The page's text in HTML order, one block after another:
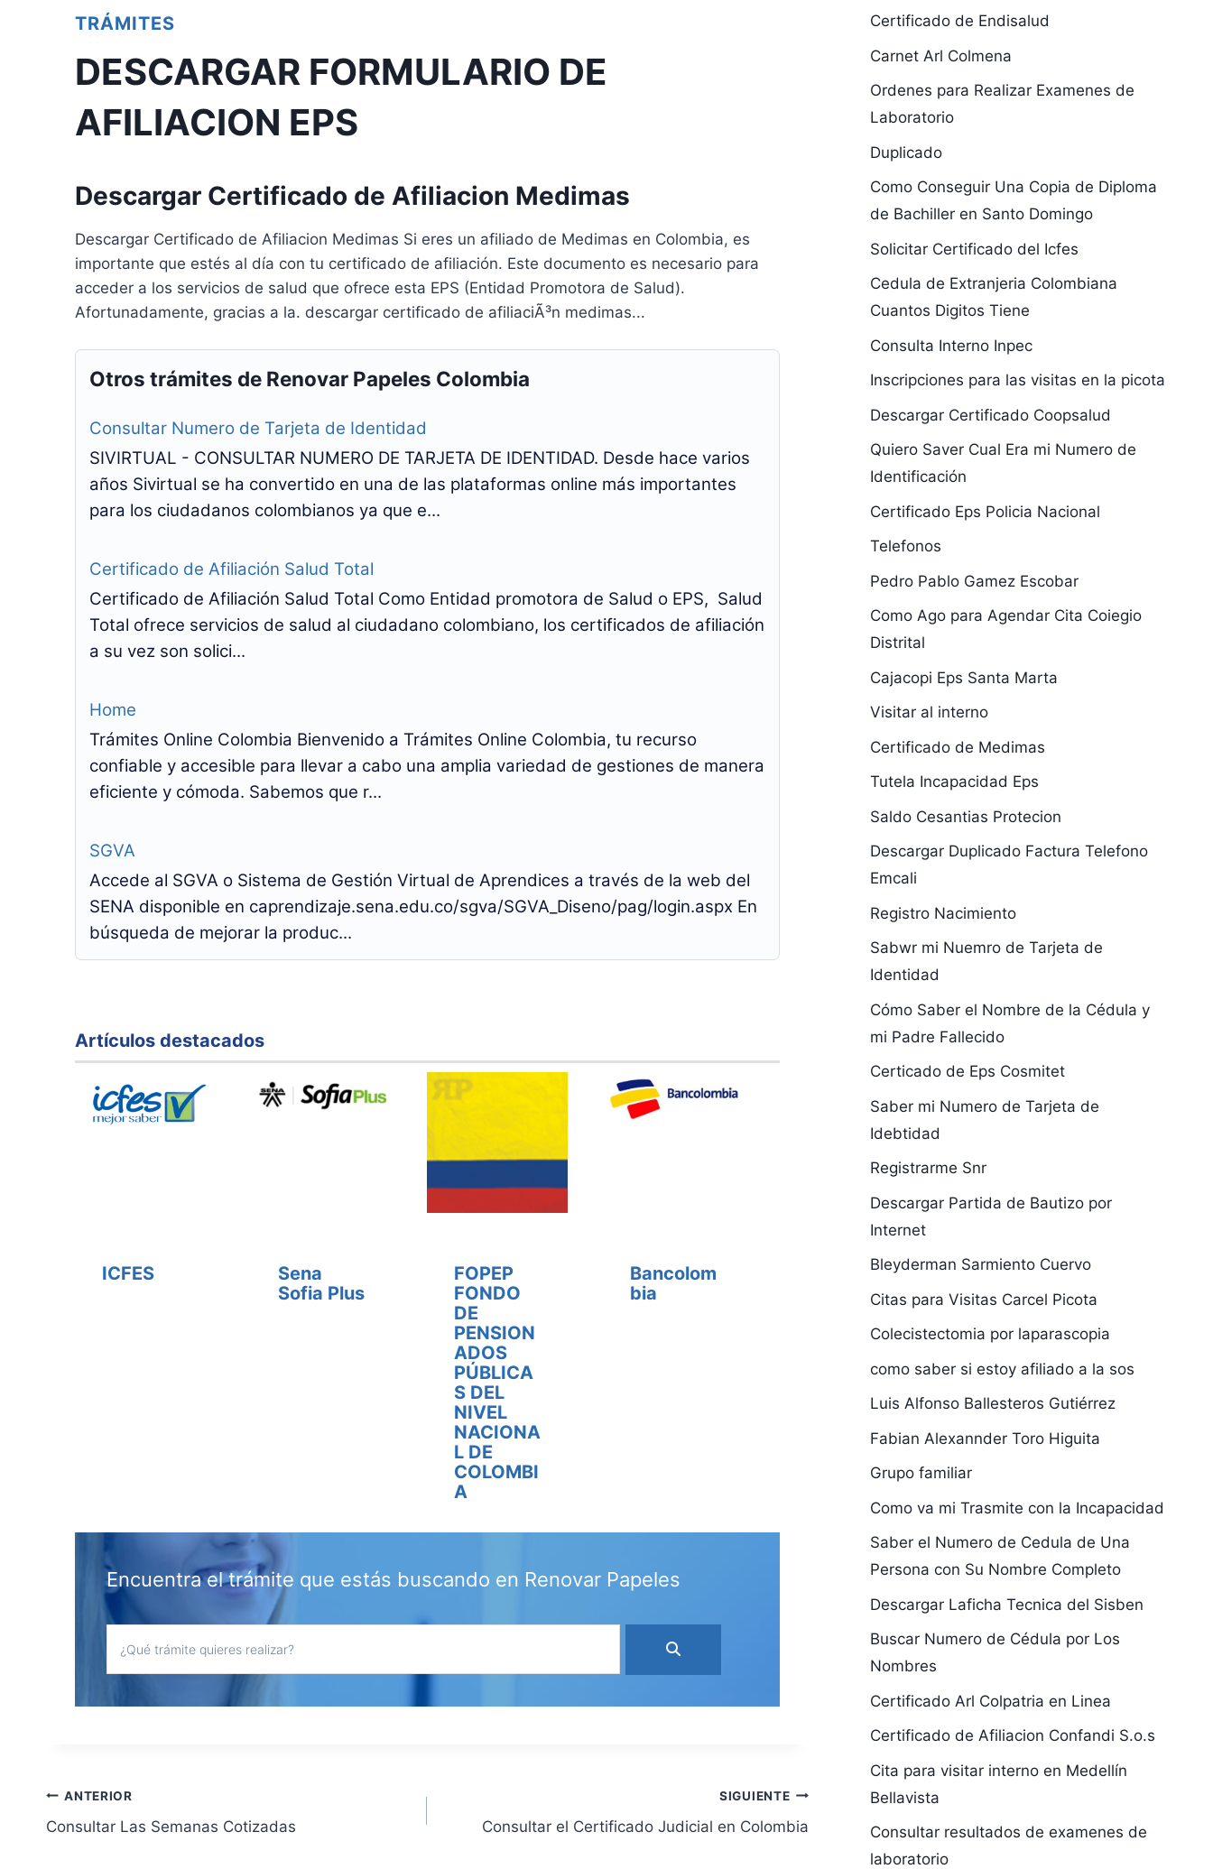
TRÁMITES
DESCARGAR FORMULARIO DE
AFILIACION EPS
Descargar Certificado de Afiliacion Medimas
Descargar Certificado de Afiliacion Medimas Si eres un afiliado de Medimas en Colombia, es
importante que estés al día con tu certificado de afiliación. Este documento es necesario para
acceder a los servicios de salud que ofrece esta EPS (Entidad Promotora de Salud).
Afortunadamente, gracias a la. descargar certificado de afiliaciÃ³n medimas...
Otros trámites de Renovar Papeles Colombia
Consultar Numero de Tarjeta de Identidad
SIVIRTUAL - CONSULTAR NUMERO DE TARJETA DE IDENTIDAD. Desde hace varios
años Sivirtual se ha convertido en una de las plataformas online más importantes
para los ciudadanos colombianos ya que e...
Certificado de Afiliación Salud Total
Certificado de Afiliación Salud Total Como Entidad promotora de Salud o EPS, Salud
Total ofrece servicios de salud al ciudadano colombiano, los certificados de afiliación
a su vez son solici...
Home
Trámites Online Colombia Bienvenido a Trámites Online Colombia, tu recurso
confiable y accesible para llevar a cabo una amplia variedad de gestiones de manera
eficiente y cómoda. Sabemos que r...
SGVA
Accede al SGVA o Sistema de Gestión Virtual de Aprendices a través de la web del
SENA disponible en caprendizaje.sena.edu.co/sgva/SGVA_Diseno/pag/login.aspx En
búsqueda de mejorar la produc...
Artículos destacados
ICFES
Sena
Sofia Plus
FOPEP
FONDO
DE
PENSION
ADOS
PÚBLICA
S DEL
NIVEL
NACIONA
L DE
COLOMBI
A
Bancolom
bia
Encuentra el trámite que estás buscando en Renovar Papeles
Navegación
de
ANTERIOR
Consultar Las Semanas Cotizadas
SIGUIENTE
Consultar el Certificado Judicial en Colombia
Certificado de Endisalud
Carnet Arl Colmena
Ordenes para Realizar Examenes de
Laboratorio
Duplicado
Como Conseguir Una Copia de Diploma
de Bachiller en Santo Domingo
Solicitar Certificado del Icfes
Cedula de Extranjeria Colombiana
Cuantos Digitos Tiene
Consulta Interno Inpec
Inscripciones para las visitas en la picota
Descargar Certificado Coopsalud
Quiero Saver Cual Era mi Numero de
Identificación
Certificado Eps Policia Nacional
Telefonos
Pedro Pablo Gamez Escobar
Como Ago para Agendar Cita Coiegio
Distrital
Cajacopi Eps Santa Marta
Visitar al interno
Certificado de Medimas
Tutela Incapacidad Eps
Saldo Cesantias Protecion
Descargar Duplicado Factura Telefono
Emcali
Registro Nacimiento
Sabwr mi Nuemro de Tarjeta de
Identidad
Cómo Saber el Nombre de la Cédula y
mi Padre Fallecido
Certicado de Eps Cosmitet
Saber mi Numero de Tarjeta de
Idebtidad
Registrarme Snr
Descargar Partida de Bautizo por
Internet
Bleyderman Sarmiento Cuervo
Citas para Visitas Carcel Picota
Colecistectomia por laparascopia
como saber si estoy afiliado a la sos
Luis Alfonso Ballesteros Gutiérrez
Fabian Alexannder Toro Higuita
Grupo familiar
Como va mi Trasmite con la Incapacidad
Saber el Numero de Cedula de Una
Persona con Su Nombre Completo
Descargar Laficha Tecnica del Sisben
Buscar Numero de Cédula por Los
Nombres
Certificado Arl Colpatria en Linea
Certificado de Afiliacion Confandi S.o.s
Cita para visitar interno en Medellín
Bellavista
Consultar resultados de examenes de
laboratorio